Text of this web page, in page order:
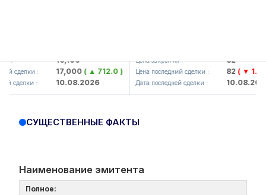
16,100
сделки : 17,000( ▲ 712.0 )
сделки : 10.08.2026
Цена закрытия : 82
Цена последний сделки : 82( ▼ 1.91 )
Дата последней сделки : 10.08.2026
СУЩЕСТВЕННЫЕ ФАКТЫ
Наименование эмитента
Полное: